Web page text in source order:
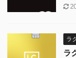
ラ
ラ